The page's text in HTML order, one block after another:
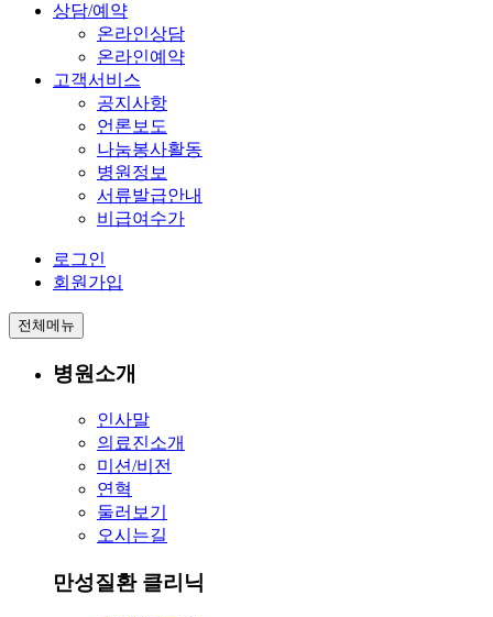
상담/예약
온라인상담
온라인예약
고객서비스
공지사항
언론보도
나눔봉사활동
병원정보
서류발급안내
비급여수가
로그인
회원가입
전체메뉴
병원소개
인사말
의료진소개
미션/비전
연혁
둘러보기
오시는길
만성질환 클리닉